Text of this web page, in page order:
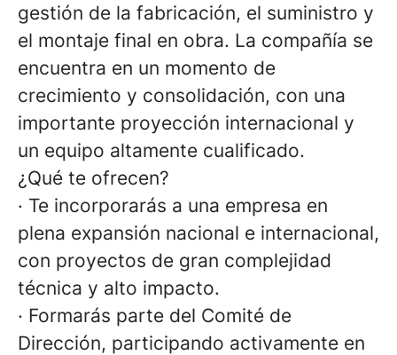
gestión de la fabricación, el suministro y
el montaje final en obra. La compañía se
encuentra en un momento de
crecimiento y consolidación, con una
importante proyección internacional y
un equipo altamente cualificado.
¿Qué te ofrecen?
· Te incorporarás a una empresa en
plena expansión nacional e internacional,
con proyectos de gran complejidad
técnica y alto impacto.
· Formarás parte del Comité de
Dirección, participando activamente en